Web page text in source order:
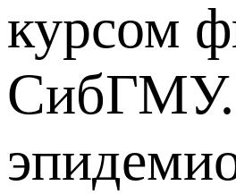
курсом
СибГМУ.